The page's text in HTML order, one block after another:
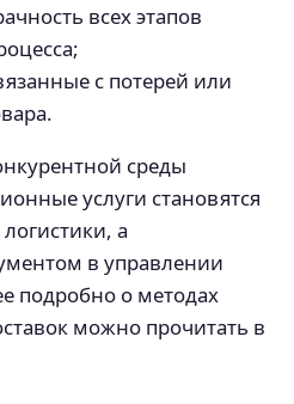
всех этапов
с потерей или
среды
услуги становятся
а
в управлении
подробно о методах
можно прочитать в